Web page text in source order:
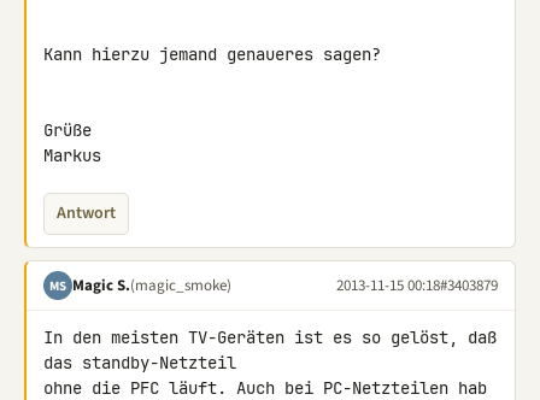
Kann hierzu jemand genaueres sagen?
Grüße
Markus
Antwort
MS Magic S.(magic_smoke) 2013-11-15 00:18#3403879
In den meisten TV-Geräten ist es so gelöst, daß
das standby-Netzteil
ohne die PFC läuft. Auch bei PC-Netzteilen hab